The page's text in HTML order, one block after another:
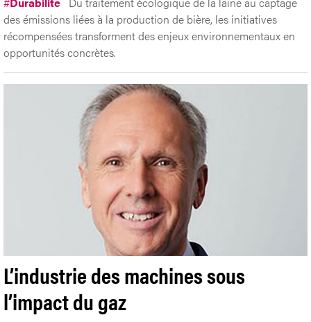
des émissions liées à la production de bière, les initiatives
récompensées transforment des enjeux environnementaux en
opportunités concrètes.
L’industrie des machines sous
l’impact du gaz